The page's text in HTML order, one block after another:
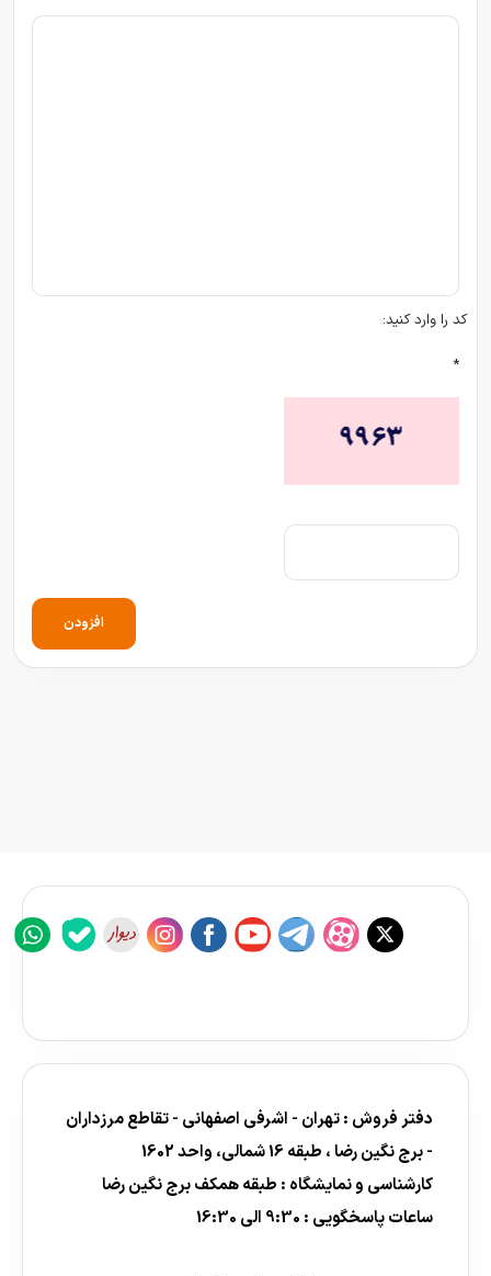
کد را وارد کنید:
*
افزودن
دفتر فروش : تهران - اشرفی اصفهانی - تقاطع مرزداران
- برج نگین رضا ، طبقه 16 شمالی، واحد 1602
کارشناسی و نمایشگاه : طبقه همکف برج نگین رضا
ساعات پاسخگویی : 9:30 الی 16:30